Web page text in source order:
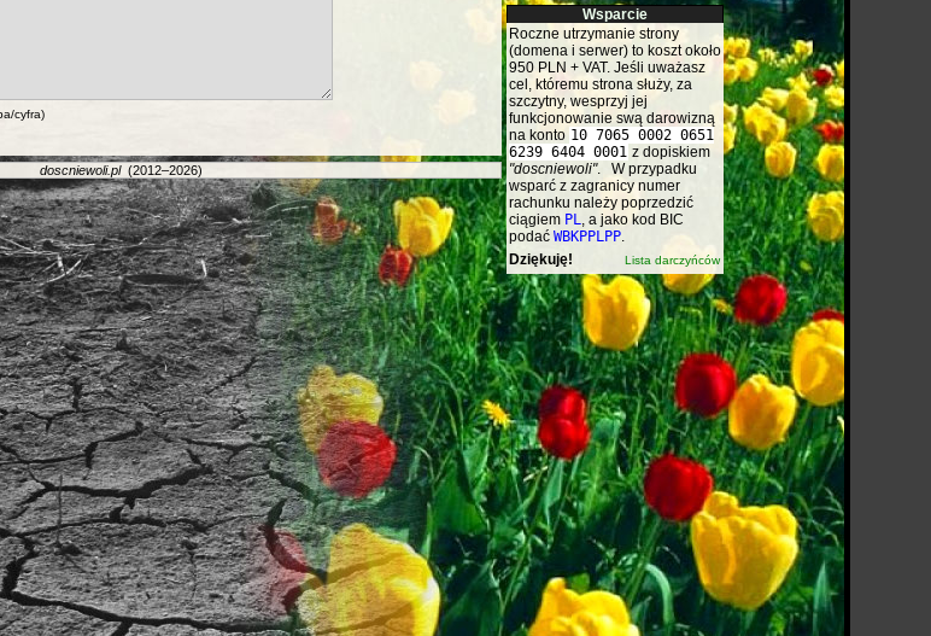
cyfra)
doscniewoli.pl(2012–2026)
Wsparcie
Roczne utrzymanie strony
(domena i serwer) to koszt około
950 PLN + VAT. Jeśli uważasz
cel, któremu strona służy, za
szczytny, wesprzyj jej
funkcjonowanie swą darowizną
na konto 10 7065 0002 0651
6239 6404 0001 z dopiskiem
"doscniewoli". W przypadku
wsparć z zagranicy numer
rachunku należy poprzedzić
ciągiem PL, a jako kod BIC
podać WBKPPLPP.
Dziękuję!
Lista darczyńców